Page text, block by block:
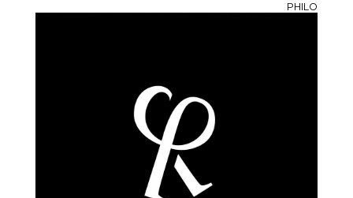
PHILO